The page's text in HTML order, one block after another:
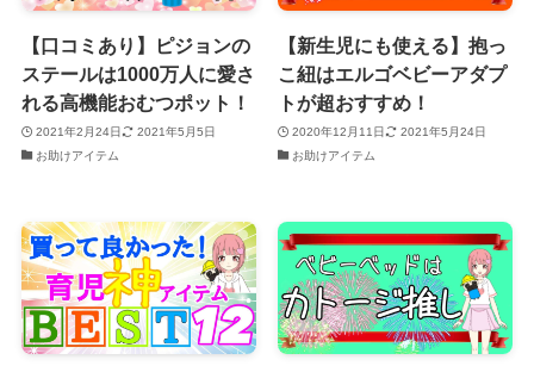
【口コミあり】ピジョンの
ステールは1000万人に愛さ
れる高機能おむつポット！
2021年2月24日
2021年5月5日
お助けアイテム
【新生児にも使える】抱っ
こ紐はエルゴベビーアダプ
トが超おすすめ！
2020年12月11日
2021年5月24日
お助けアイテム